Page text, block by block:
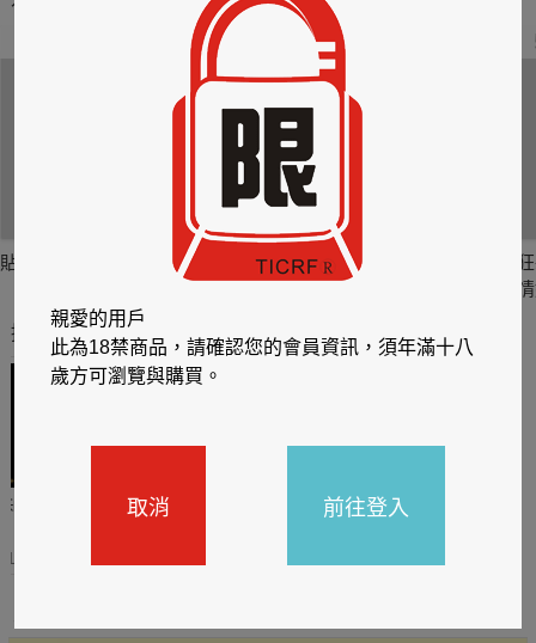
貼身剪裁II：如癮
3
貼心情婦～魅惑之
情竊竹心～魅惑之
推薦你買好東西
閱讀有禮，TCL平板送觸
TCL數位筆記本送月讀包1
親愛的用戶
此為18禁商品，請確認您的會員資訊，須年滿十八
歲方可瀏覽與購買。
取消 前往登入